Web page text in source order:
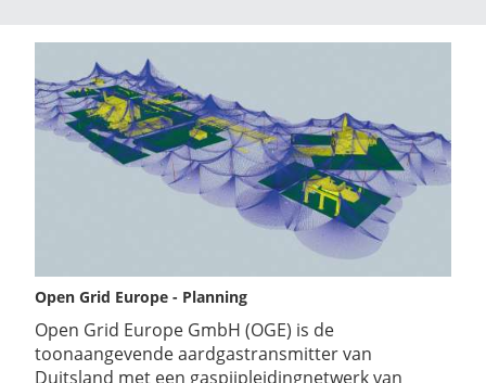
Open Grid Europe - Planning
Open Grid Europe GmbH (OGE) is de
toonaangevende aardgastransmitter van
Duitsland met een gaspijpleidingnetwerk van